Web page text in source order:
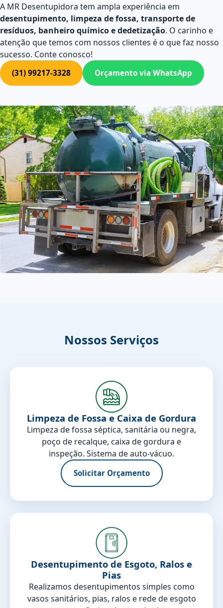
A MR Desentupidora tem ampla experiência em
desentupimento, limpeza de fossa, transporte de
resíduos, banheiro químico e dedetização. O carinho e
atenção que temos com nossos clientes é o que faz nosso
sucesso. Conte conosco!
(31) 99217-3328 Orçamento via WhatsApp
Nossos Serviços
Limpeza de Fossa e Caixa de Gordura
Limpeza de fossa séptica, sanitária ou negra,
poço de recalque, caixa de gordura e
inspeção. Sistema de auto-vácuo.
Solicitar Orçamento
Desentupimento de Esgoto, Ralos e
Pias
Realizamos desentupimentos simples como
vasos sanitários, pias, ralos e rede de esgoto